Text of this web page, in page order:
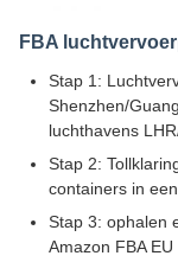
FBA
Stap 1:
Shenzhen/
luchthavens
Stap 2:
containers in
Stap 3: ophalen
Amazon FBA EU